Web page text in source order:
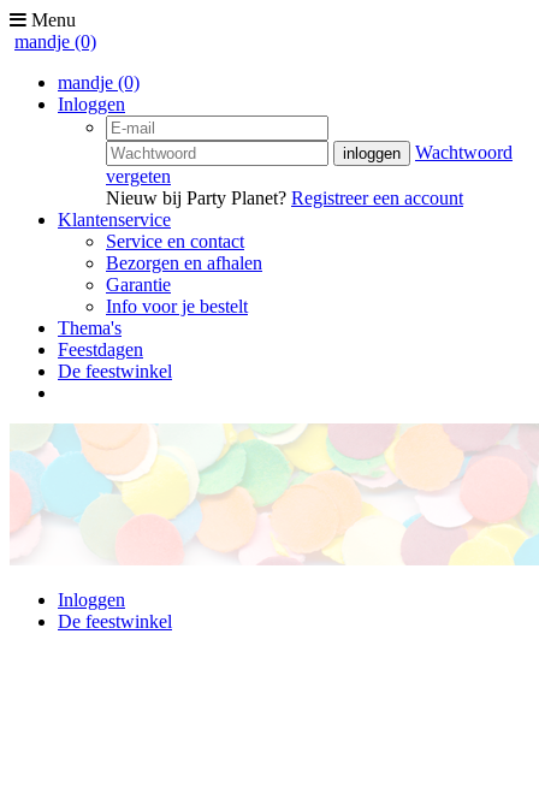
Menu
mandje (0)
mandje (0)
Inloggen
Wachtwoord
vergeten
Nieuw bij Party Planet? Registreer een account
Klantenservice
Service en contact
Bezorgen en afhalen
Garantie
Info voor je bestelt
Thema's
Feestdagen
De feestwinkel
Inloggen
De feestwinkel